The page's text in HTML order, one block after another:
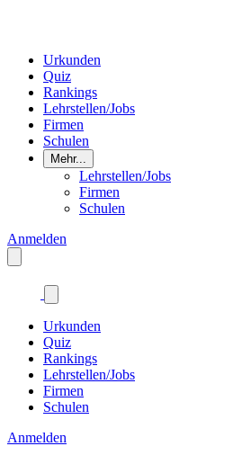
Urkunden
Quiz
Rankings
Lehrstellen/Jobs
Firmen
Schulen
Mehr...
Lehrstellen/Jobs
Firmen
Schulen
Anmelden
Urkunden
Quiz
Rankings
Lehrstellen/Jobs
Firmen
Schulen
Anmelden